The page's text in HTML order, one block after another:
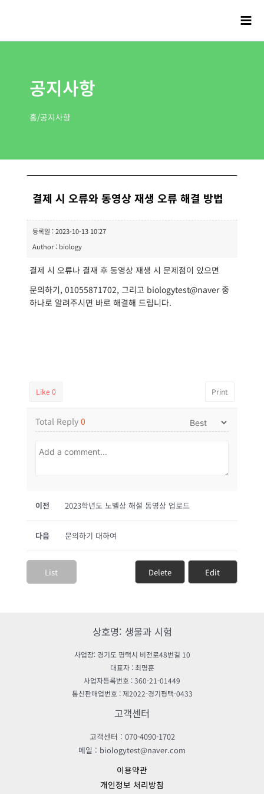
공지사항
홈/공지사항
결제 시 오류와 동영상 재생 오류 해결 방법
등록일 : 2023-10-13 10:27
Author : biology
결제 시 오류나 결재 후 동영상 재생 시 문제점이 있으면
문의하기, 01055871702, 그리고 biologytest@naver 중
하나로 알려주시면 바로 해결해 드립니다.
Like 0 Print
Total Reply 0
이전 2023학년도 노벨상 해설 동영상 업로드
문의하기 대하여
다음
List Edit
Delete
상호명: 생물과 시험
사업장: 경기도 평택시 비전로48번길 10
대표자 : 최명훈
사업자등록번호 : 360-21-01449
통신판매업번호 : 제2022-경기평택-0433
고객센터
고객센터 : 070-4090-1702
메일 : biologytest@naver.com
이용약관
개인정보 처리방침